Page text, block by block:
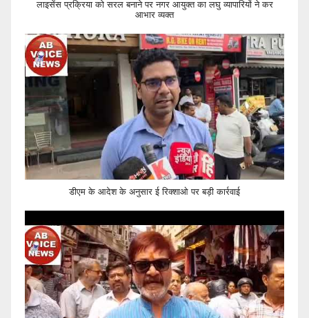
लाइसेंस प्रक्रिया को सरल बनाने पर नगर आयुक्त का लघु व्यापारियों ने कर
आभार व्यक्त
डीएम के आदेश के अनुसार ई रिक्शाओ पर बड़ी कार्रवाई